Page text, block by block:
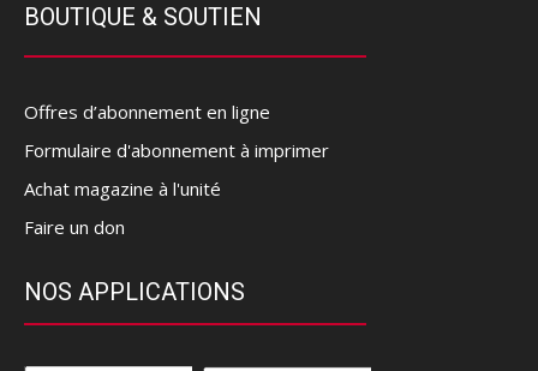
BOUTIQUE & SOUTIEN
Offres d’abonnement en ligne
Formulaire d'abonnement à imprimer
Achat magazine à l'unité
Faire un don
NOS APPLICATIONS